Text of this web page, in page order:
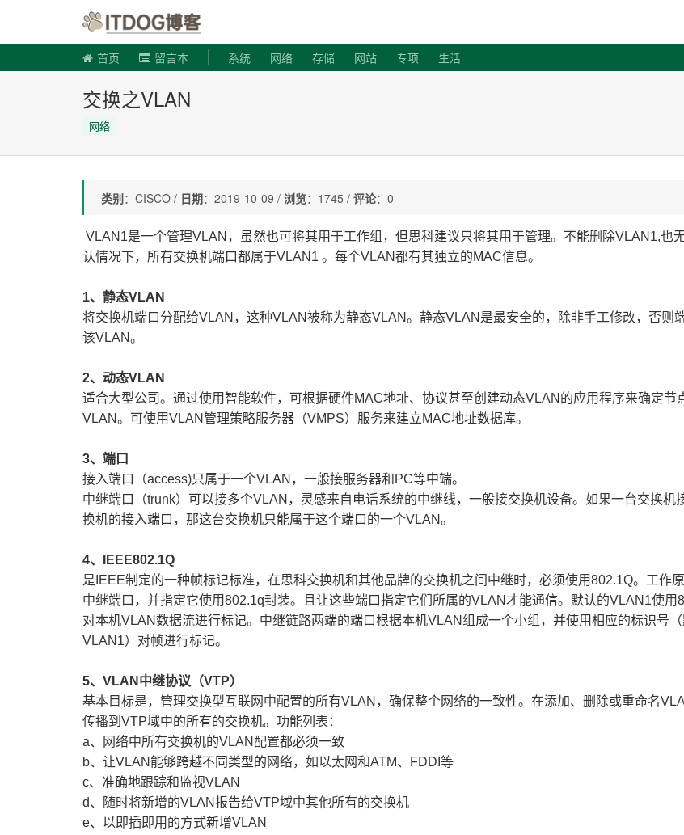
首页 留言本 系统 网络 存储 网站 专项 生活
交换之VLAN
网络
类别：CISCO / 日期：2019-10-09 / 浏览：1745 / 评论：0
VLAN1是一个管理VLAN，虽然也可将其用于工作组，但思科建议只将其用于管理。不能删除VLAN1,也
认情况下，所有交换机端口都属于VLAN1 。每个VLAN都有其独立的MAC信息。
1、静态VLAN
将交换机端口分配给VLAN，这种VLAN被称为静态VLAN。静态VLAN是最安全的，除非手工修改，否则
该VLAN。
2、动态VLAN
适合大型公司。通过使用智能软件，可根据硬件MAC地址、协议甚至创建动态VLAN的应用程序来确定节
VLAN。可使用VLAN管理策略服务器（VMPS）服务来建立MAC地址数据库。
3、端口
接入端口（access)只属于一个VLAN，一般接服务器和PC等中端。
中继端口（trunk）可以接多个VLAN，灵感来自电话系统的中继线，一般接交换机设备。如果一台交换机
换机的接入端口，那这台交换机只能属于这个端口的一个VLAN。
4、IEEE802.1Q
是IEEE制定的一种帧标记标准，在思科交换机和其他品牌的交换机之间中继时，必须使用802.1Q。工作
中继端口，并指定它使用802.1q封装。且让这些端口指定它们所属的VLAN才能通信。默认的VLAN1使用
对本机VLAN数据流进行标记。中继链路两端的端口根据本机VLAN组成一个小组，并使用相应的标识号
VLAN1）对帧进行标记。
5、VLAN中继协议（VTP）
基本目标是，管理交换型互联网中配置的所有VLAN，确保整个网络的一致性。在添加、删除或重命名
传播到VTP域中的所有的交换机。功能列表：
a、网络中所有交换机的VLAN配置都必须一致
b、让VLAN能够跨越不同类型的网络，如以太网和ATM、FDDI等
c、准确地跟踪和监视VLAN
d、随时将新增的VLAN报告给VTP域中其他所有的交换机
e、以即插即用的方式新增VLAN